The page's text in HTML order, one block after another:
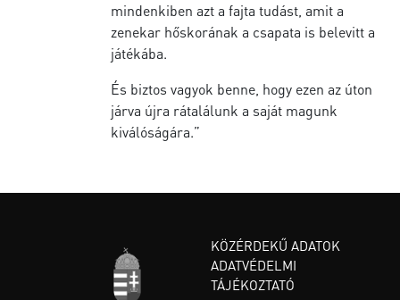
mindenkiben azt a fajta tudást, amit a
zenekar hőskorának a csapata is belevitt a
játékába.
És biztos vagyok benne, hogy ezen az úton
járva újra rátalálunk a saját magunk
kiválóságára.”
KÖZÉRDEKŰ ADATOK
ADATVÉDELMI
TÁJÉKOZTATÓ